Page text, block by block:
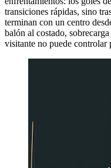
transiciones rápidas, sino
terminan con un centro
balón al costado,
visitante no puede controlar